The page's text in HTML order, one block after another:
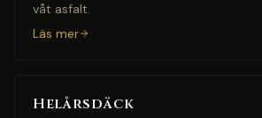
våt asfalt.
Läs mer
Helårsdäck